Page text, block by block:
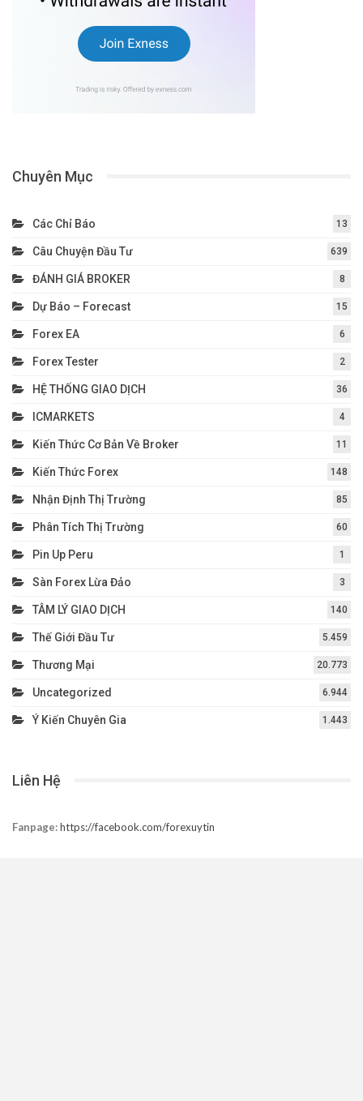
Chuyên Mục
Các Chỉ Báo 13
Câu Chuyện Đầu Tư 639
ĐÁNH GIÁ BROKER 8
Dự Báo – Forecast 15
Forex EA 6
Forex Tester 2
HỆ THỐNG GIAO DỊCH 36
ICMARKETS 4
Kiến Thức Cơ Bản Về Broker 11
Kiến Thức Forex 148
Nhận Định Thị Trường 85
Phân Tích Thị Trường 60
Pin Up Peru 1
Sàn Forex Lừa Đảo 3
TÂM LÝ GIAO DỊCH 140
Thế Giới Đầu Tư 5.459
Thương Mại 20.773
Uncategorized 6.944
Ý Kiến Chuyên Gia 1.443
Liên Hệ
Fanpage:https://facebook.com/forexuytin